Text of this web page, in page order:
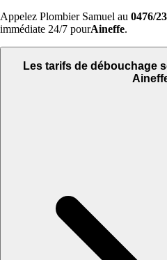
Appelez Plombier Samuel au 0476/
immédiate 24/7 pourAineffe.
Les tarifs de débouchage